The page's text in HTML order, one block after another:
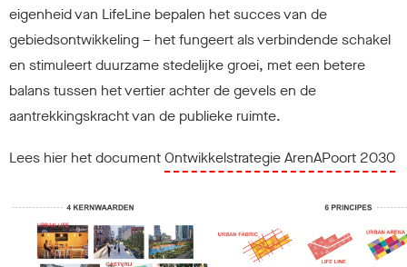
eigenheid van LifeLine bepalen het succes van de
gebiedsontwikkeling – het fungeert als verbindende schakel
en stimuleert duurzame stedelijke groei, met een betere
balans tussen het vertier achter de gevels en de
aantrekkingskracht van de publieke ruimte.
Lees hier het documentOntwikkelstrategie ArenAPoort 2030